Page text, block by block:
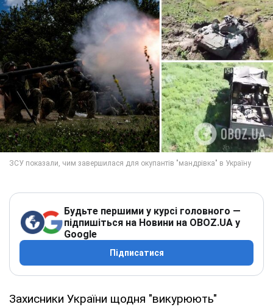
Будьте першими у курсі головного —
підпишіться на Новини на OBOZ.UA у
Google
Підписатися
Захисники України щодня "викурюють"